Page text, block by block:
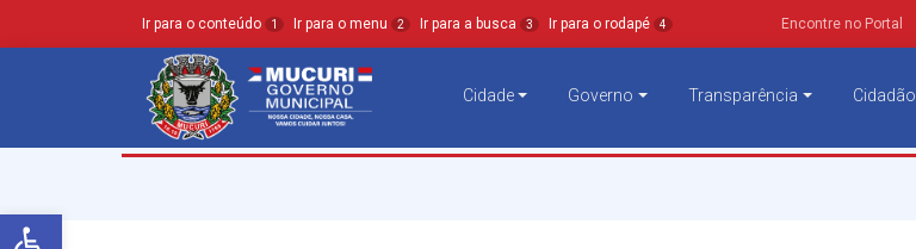
Barra de Ferramentas Aberta
Ir para o conteúdo 1 Ir para o menu 2 Ir para a busca 3 Ir para o rodapé 4 Encontre no Portal
Cidade Governo Transparência Cidadão